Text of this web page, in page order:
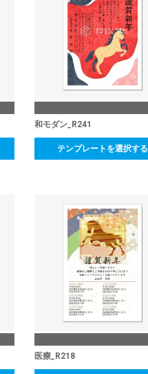
和モダン_R241
テンプレートを選択する
医療_R218